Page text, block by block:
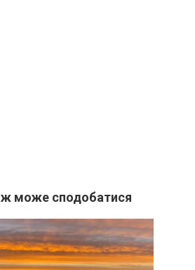
може сподобатися